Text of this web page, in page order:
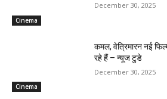
Cinema
December 30, 2025
Cinema
कमल, वेत्रिमारन नई
रहे हैं – न्यूज टुडे
December 30, 2025